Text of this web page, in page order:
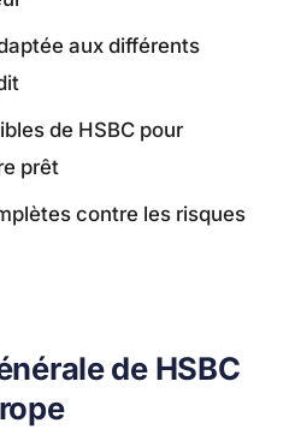
aux différents
de HSBC pour
prêt
contre les risques
de HSBC